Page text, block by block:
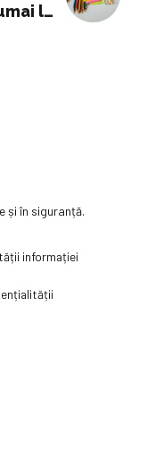
la
și în siguranță.
informației